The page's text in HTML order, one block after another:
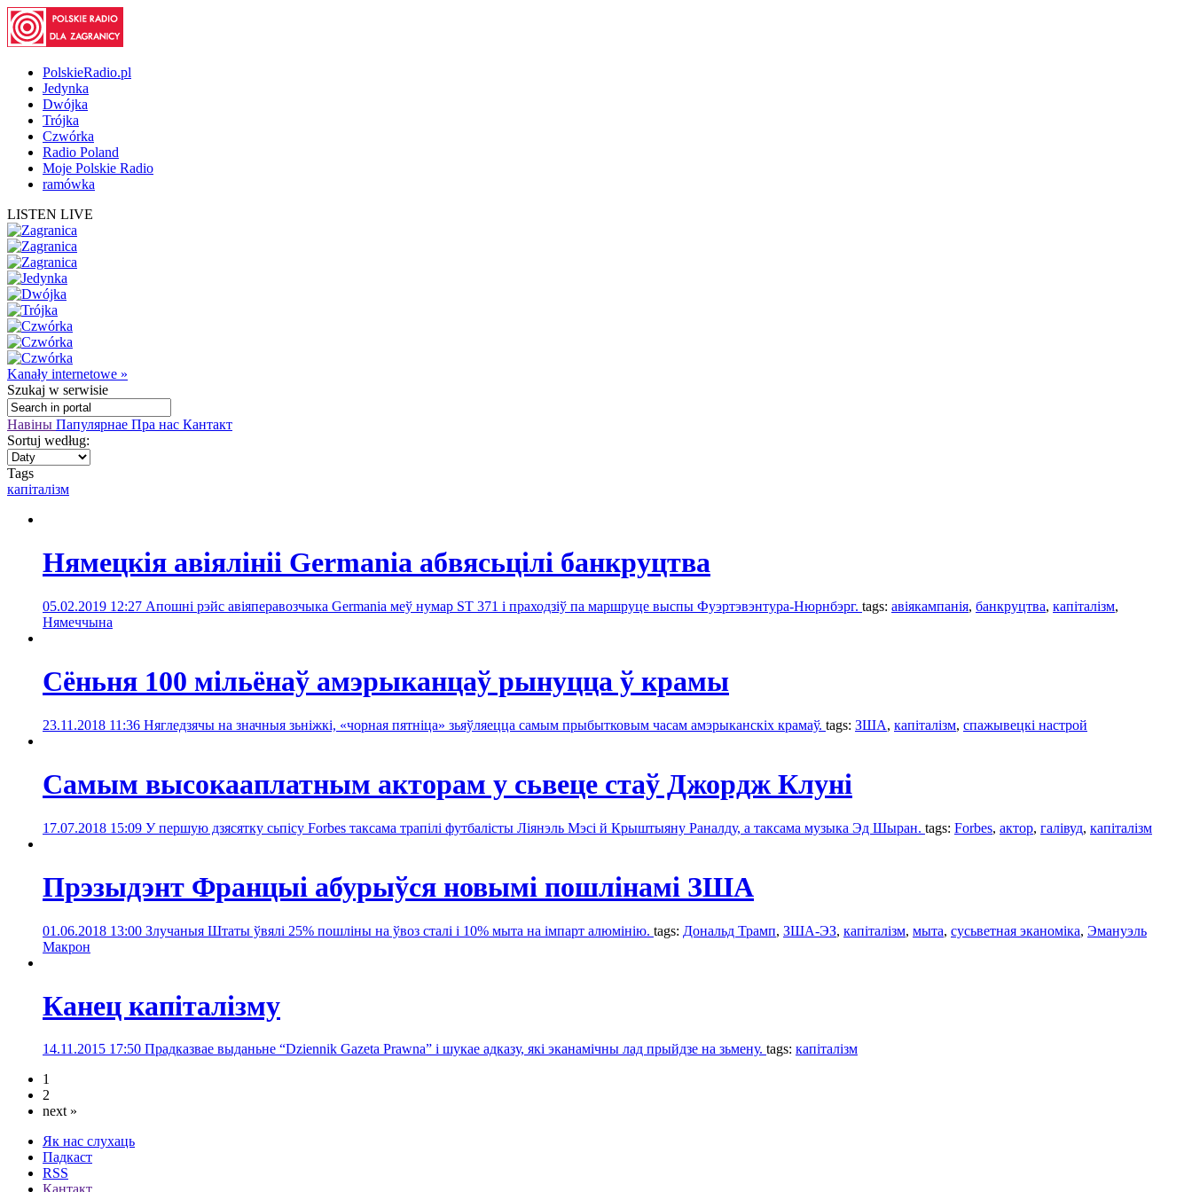
PolskieRadio.pl
Jedynka
Dwójka
Trójka
Czwórka
Radio Poland
Moje Polskie Radio
ramówka
LISTEN LIVE
Kanały internetowe »
Szukaj w serwisie
Навіны Папулярнае Пра нас Кантакт
Sortuj według:
Tags
капіталізм
Нямецкія авіялініі Germania абвясьцілі банкруцтва
05.02.2019 12:27 Апошні рэйс авіяперавозчыка Germania меў нумар ST 371 і праходзіў па маршруце выспы Фуэртэвэнтура-Нюрнбэрг. tags: авіякампанія, банкруцтва, капіталізм,
Нямеччына
Сёньня 100 мільёнаў амэрыканцаў рынуцца ў крамы
23.11.2018 11:36 Нягледзячы на значныя зьніжкі, «чорная пятніца» зьяўляецца самым прыбытковым часам амэрыканскіх крамаў. tags: ЗША, капіталізм, спажывецкі настрой
Самым высокааплатным акторам у сьвеце стаў Джордж Клуні
17.07.2018 15:09 У першую дзясятку сьпісу Forbes таксама трапілі футбалісты Ліянэль Мэсі й Крыштыяну Раналду, а таксама музыка Эд Шыран. tags: Forbes, актор, галівуд, капіталізм
Прэзыдэнт Францыі абурыўся новымі пошлінамі ЗША
01.06.2018 13:00 Злучаныя Штаты ўвялі 25% пошліны на ўвоз сталі і 10% мыта на імпарт алюмінію. tags: Дональд Трамп, ЗША-ЭЗ, капіталізм, мыта, сусьветная эканомікa, Эмануэль
Макрон
Канец капіталізму
14.11.2015 17:50 Прадказвае выданьне “Dziennik Gazeta Prawna” і шукае адказу, які эканамічны лад прыйдзе на зьмену. tags: капіталізм
1
2
next »
Як нас слухаць
Падкаст
RSS